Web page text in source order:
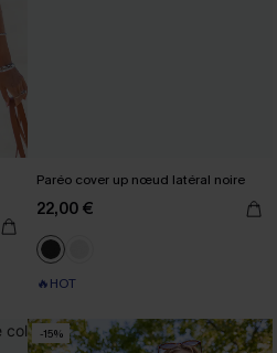
Paréo cover up nœud latéral noire
22,00 €
🔥HOT
-15%